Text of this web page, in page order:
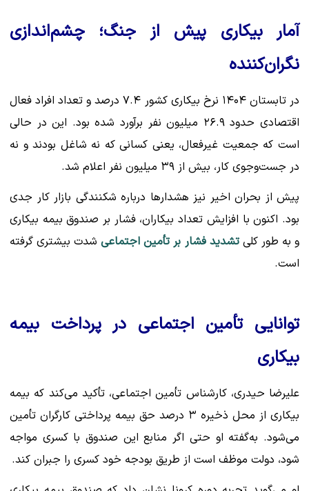
آمار بیکاری پیش از جنگ؛ چشم‌اندازی
نگران‌کننده
در تابستان ۱۴۰۴ نرخ بیکاری کشور ۷.۴ درصد و تعداد افراد فعال
اقتصادی حدود ۲۶.۹ میلیون نفر برآورد شده بود. این در حالی
است که جمعیت غیرفعال، یعنی کسانی که نه شاغل بودند و نه
در جست‌وجوی کار، بیش از ۳۹ میلیون نفر اعلام شد.
پیش از بحران اخیر نیز هشدارها درباره شکنندگی بازار کار جدی
بود. اکنون با افزایش تعداد بیکاران، فشار بر صندوق بیمه بیکاری
و به طور کلیتشدید فشار بر تأمین اجتماعیشدت بیشتری گرفته
است.
توانایی تأمین اجتماعی در پرداخت بیمه
بیکاری
علیرضا حیدری، کارشناس تأمین اجتماعی، تأکید می‌کند که بیمه
بیکاری از محل ذخیره ۳ درصد حق بیمه پرداختی کارگران تأمین
می‌شود. به‌گفته او حتی اگر منابع این صندوق با کسری مواجه
شود، دولت موظف است از طریق بودجه خود کسری را جبران کند.